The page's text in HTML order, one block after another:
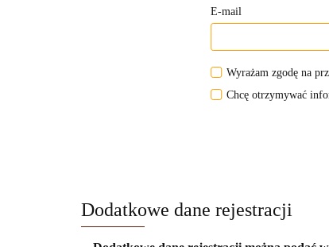
E-mail
Wyrażam zgodę na
Chcę otrzymywać
Dodatkowe dane rejestracji